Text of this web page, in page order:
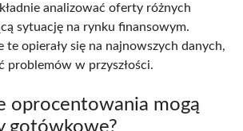
analizować oferty różnych
sytuację na rynku finansowym.
te opierały się na najnowszych danych,
problemów w przyszłości.
oprocentowania mogą
gotówkowe?